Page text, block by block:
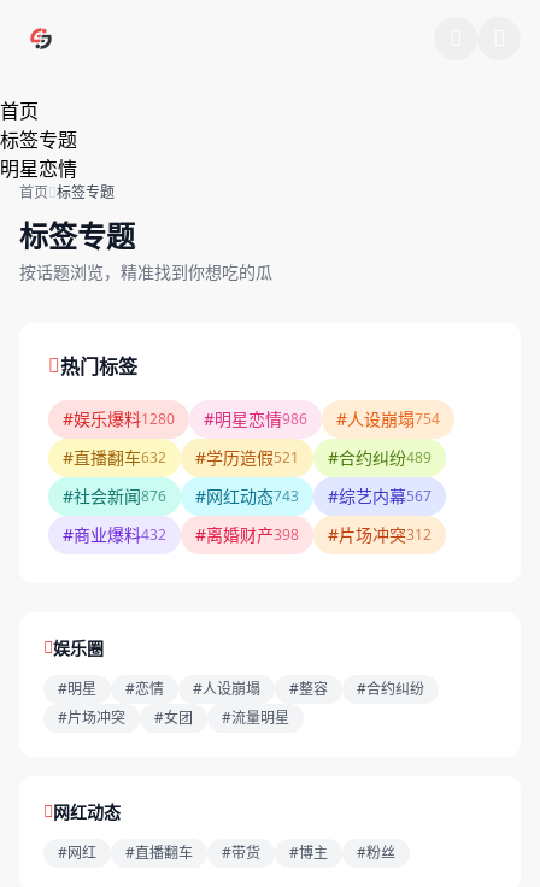
首页
标签专题
明星恋情
首页 标签专题
标签专题
按话题浏览，精准找到你想吃的瓜
热门标签
#娱乐爆料1280 #明星恋情986 #人设崩塌754
#直播翻车632 #学历造假521 #合约纠纷489
#社会新闻876 #网红动态743 #综艺内幕567
#商业爆料432 #离婚财产398 #片场冲突312
娱乐圈
#明星 #恋情 #人设崩塌 #整容
#合约纠纷
#片场冲突
#女团 #流量明星
网红动态
#网红 #直播翻车 #带货 #博主 #粉丝